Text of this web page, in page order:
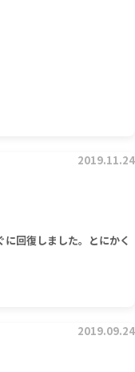
2019.11.24
回復しました。とにかく
2019.09.24